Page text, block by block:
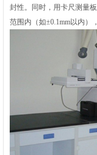
封性。同时，用卡尺测量
范围内（如±0.1mm以内）